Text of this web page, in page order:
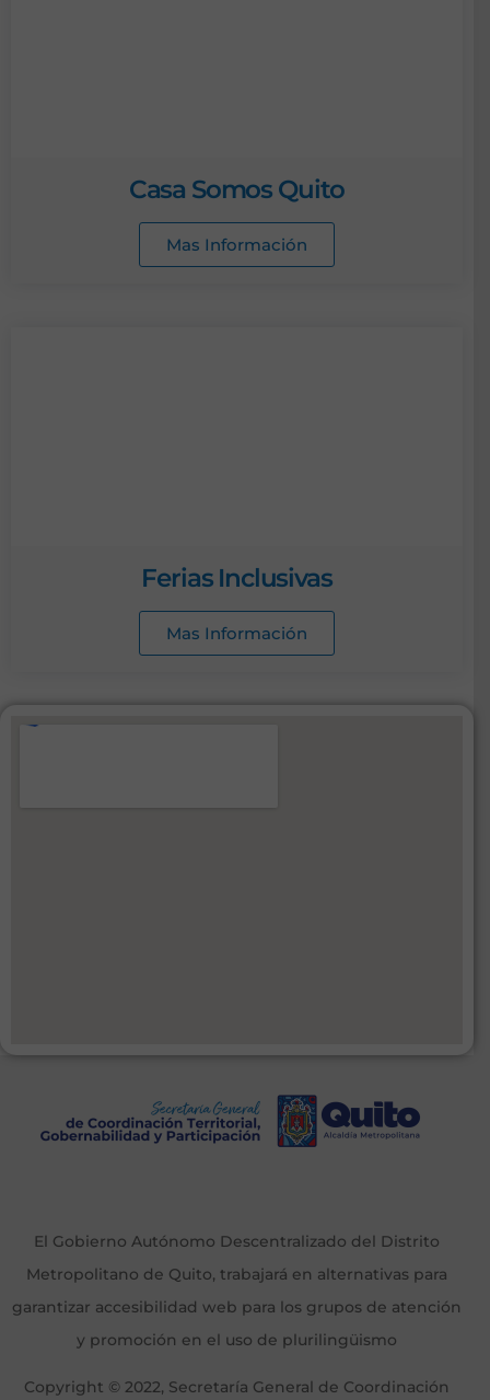
Casa Somos Quito
Mas Información
Ferias Inclusivas
Mas Información
El Gobierno Autónomo Descentralizado del Distrito
Metropolitano de Quito, trabajará en alternativas para
garantizar accesibilidad web para los grupos de atención
y promoción en el uso de plurilingüismo
Copyright © 2022, Secretaría General de Coordinación